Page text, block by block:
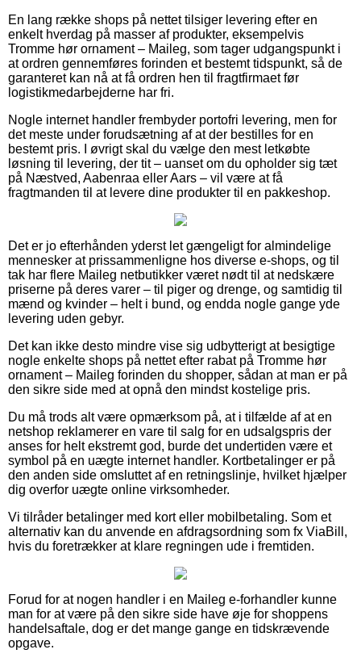
En lang række shops på nettet tilsiger levering efter en
enkelt hverdag på masser af produkter, eksempelvis
Tromme hør ornament – Maileg, som tager udgangspunkt i
at ordren gennemføres forinden et bestemt tidspunkt, så de
garanteret kan nå at få ordren hen til fragtfirmaet før
logistikmedarbejderne har fri.
Nogle internet handler frembyder portofri levering, men for
det meste under forudsætning af at der bestilles for en
bestemt pris. I øvrigt skal du vælge den mest letkøbte
løsning til levering, der tit – uanset om du opholder sig tæt
på Næstved, Aabenraa eller Aars – vil være at få
fragtmanden til at levere dine produkter til en pakkeshop.
Det er jo efterhånden yderst let gængeligt for almindelige
mennesker at prissammenligne hos diverse e-shops, og til
tak har flere Maileg netbutikker været nødt til at nedskære
priserne på deres varer – til piger og drenge, og samtidig til
mænd og kvinder – helt i bund, og endda nogle gange yde
levering uden gebyr.
Det kan ikke desto mindre vise sig udbytterigt at besigtige
nogle enkelte shops på nettet efter rabat på Tromme hør
ornament – Maileg forinden du shopper, sådan at man er på
den sikre side med at opnå den mindst kostelige pris.
Du må trods alt være opmærksom på, at i tilfælde af at en
netshop reklamerer en vare til salg for en udsalgspris der
anses for helt ekstremt god, burde det undertiden være et
symbol på en uægte internet handler. Kortbetalinger er på
den anden side omsluttet af en retningslinje, hvilket hjælper
dig overfor uægte online virksomheder.
Vi tilråder betalinger med kort eller mobilbetaling. Som et
alternativ kan du anvende en afdragsordning som fx ViaBill,
hvis du foretrækker at klare regningen ude i fremtiden.
Forud for at nogen handler i en Maileg e-forhandler kunne
man for at være på den sikre side have øje for shoppens
handelsaftale, dog er det mange gange en tidskrævende
opgave.